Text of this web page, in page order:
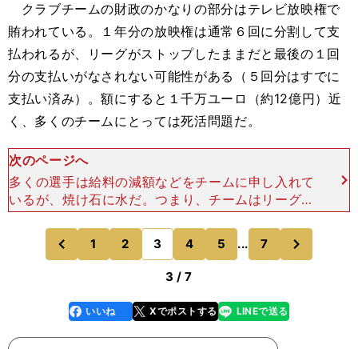
クラブチームの財政のかなりの部分はテレビ放映権で
賄われている。１年分の放映権は通常６回に分割して支
払われるが、リーグがストップしたままだと最後の１回
分の支払いがなされない可能性がある（５回分はすでに
支払い済み）。額にすると１千万ユーロ（約12億円）近
く、多くのチームにとっては死活問題だ。
次のページへ
多くの選手は給料の減額などをチームに申し入れて
いるが、焼け石に水だ。つまり、チームはリーグを
再開するか、へたをすると破産するかの選択を迫ら
れている。中小チームだけでなく、伝統あるビッグ
クラブでさえ同じ
前
のページへ
1 2 3 4 5 ... 7
3 / 7
faceboo
k
いいね Xでポストする
line LINEで送る